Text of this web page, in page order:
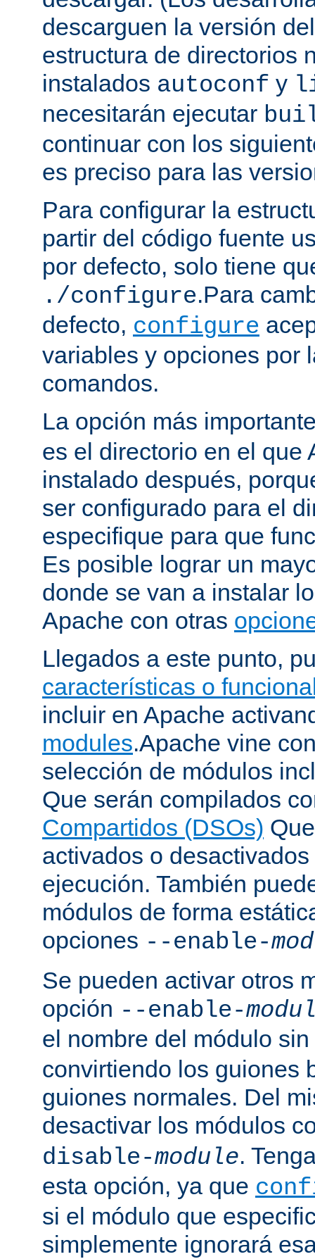
descarguen la versión
estructura de directorios
instalados autoconf y
necesitarán ejecutar
continuar con los
es preciso para las
Para configurar la
partir del código fuente
por defecto, solo tiene
./configure.Para
defecto, configure
variables y opciones por
comandos.
La opción más
es el directorio en el que
instalado después,
ser configurado para el
especifique para que
Es posible lograr un
donde se van a instalar
Apache con otras
Llegados a este punto,
características o
incluir en Apache
modules.Apache vine
selección de módulos
Que serán compilados
Compartidos (DSOs)
activados o
ejecución. También
módulos de forma
opciones --enable-
Se pueden activar otros
opción --enable-
el nombre del módulo
convirtiendo los guiones
guiones normales. Del
desactivar los módulos
disable-module.
esta opción, ya que
si el módulo que
simplemente ignorará